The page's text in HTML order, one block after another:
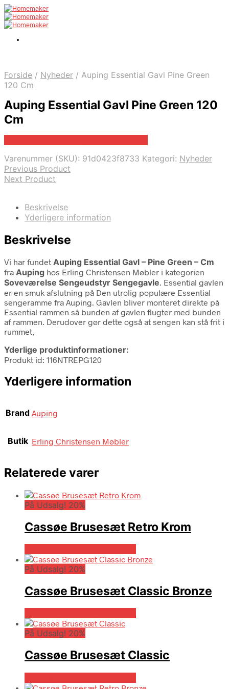
Forside / Nyheder / Auping Essential Gavl Pine Green
120 Cm
Auping Essential Gavl Pine Green 120
Cm
Varenummer (SKU): 91d0423f8733 Kategori: Nyheder
Previous Product
Next Product
Beskrivelse
Yderligere information
Beskrivelse
Vi har fundet Auping Essential Gavl – Pine Green – Cm
fra Auping hos Erling Christensen Møbler i kategorien
Soveværelse Sengeudstyr Sengegavle. Essential gavlen
er en smuk afslutning på Den utrolig populære Essential
sengeramme fra Auping. Gavlen bliver monteret direkte på
Essential rammen så bunden af gavlen flugter med bunden
af rammen. Derudover gør dette også at sengen kan stå frit i
rummet,
Yderlige produktinformationer:
Produkt id: 116NTREPG120
Yderligere information
Brand Auping
Butik Erling Christensen Møbler
Relaterede varer
På Udsalg! 20%
Cassøe Brusesæt Retro Krom
På Udsalg! 20%
Cassøe Brusesæt Classic Bronze
På Udsalg! 20%
Cassøe Brusesæt Classic